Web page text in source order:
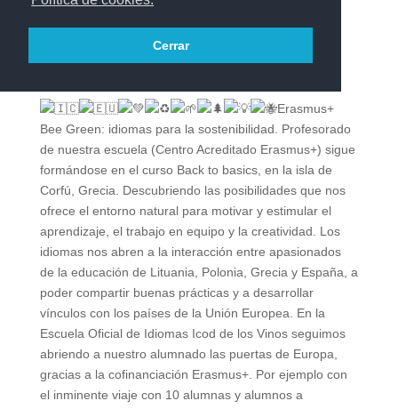
Cerrar
(Grecia) – Erasmus+
Erasmus+
Bee Green: idiomas para la sostenibilidad. Profesorado
de nuestra escuela (Centro Acreditado Erasmus+) sigue
formándose en el curso Back to basics, en la isla de
Corfú, Grecia. Descubriendo las posibilidades que nos
ofrece el entorno natural para motivar y estimular el
aprendizaje, el trabajo en equipo y la creatividad. Los
idiomas nos abren a la interacción entre apasionados
de la educación de Lituania, Polonia, Grecia y España, a
poder compartir buenas prácticas y a desarrollar
vínculos con los países de la Unión Europea. En la
Escuela Oficial de Idiomas Icod de los Vinos seguimos
abriendo a nuestro alumnado las puertas de Europa,
gracias a la cofinanciación Erasmus+. Por ejemplo con
el inminente viaje con 10 alumnas y alumnos a